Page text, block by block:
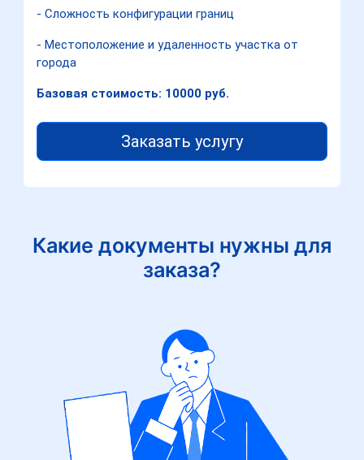
- Сложность конфигурации границ
- Местоположение и удаленность участка от
города
Базовая стоимость: 10000 руб.
Заказать услугу
Какие документы нужны для
заказа?